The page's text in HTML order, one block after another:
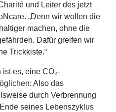
und Leiter des jetzt
„Denn wir wollen die
machen, ohne die
Dafür greifen wir
Trickkiste.“
es, eine CO₂-
Also das
durch Verbrennung
seines Lebenszyklus